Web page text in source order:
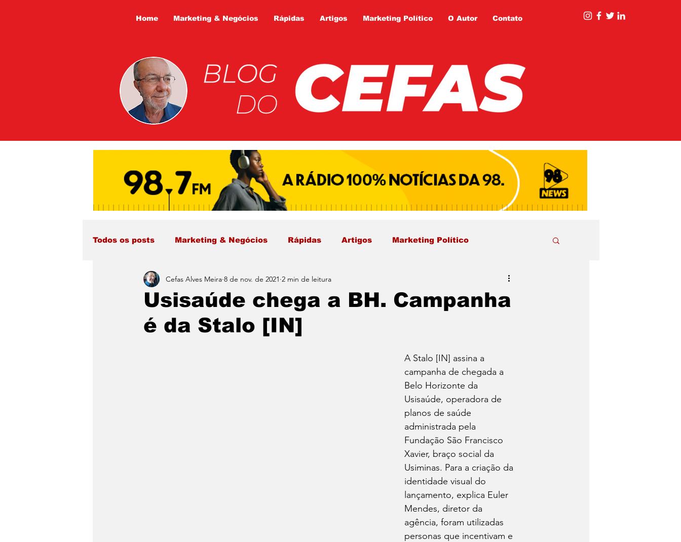
Home Marketing & Negócios Rápidas Artigos Marketing Político O Autor Contato
Todos os posts Marketing & Negócios Rápidas Artigos Marketing Político
Usisaúde chega a BH. Campanha
é da Stalo [IN]
Cefas Alves Meira 8 de nov. de 2021 2 min de leitura
A Stalo [IN] assina a
campanha de chegada a
Belo Horizonte da
Usisaúde, operadora de
planos de saúde
administrada pela
Fundação São Francisco
Xavier, braço social da
Usiminas. Para a criação da
identidade visual do
lançamento, explica Euler
Mendes, diretor da
agência, foram utilizadas
personas que incentivam e